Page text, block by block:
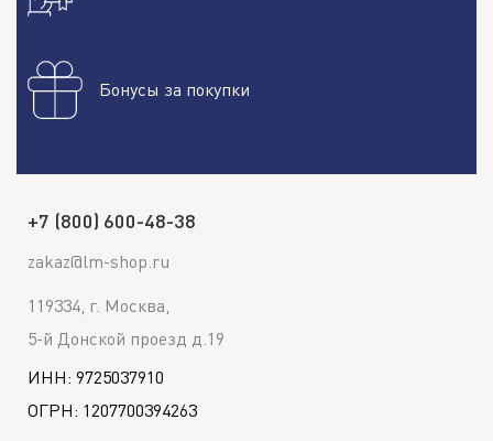
Бонусы за покупки
+7 (800) 600-48-38
zakaz@lm-shop.ru
119334, г. Москва,
5-й Донской проезд д.19
ИНН: 9725037910
ОГРН: 1207700394263